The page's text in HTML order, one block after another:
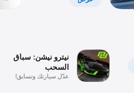
نيترو نيشن: سباق
السحب
عدّل سيارتك وتسابق!